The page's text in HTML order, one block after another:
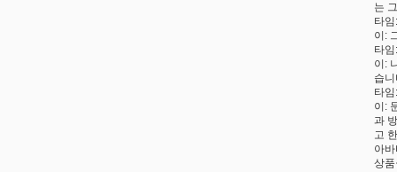
는
타
이:
타
이:
습
타
이:
과
고
아
상품